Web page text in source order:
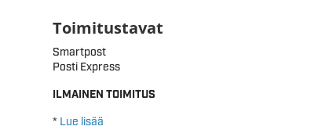
Toimitustavat
Smartpost
Posti Express
ILMAINEN TOIMITUS
* Lue lisää